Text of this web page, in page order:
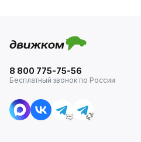
8 800 775-75-56
Бесплатный звонок по России